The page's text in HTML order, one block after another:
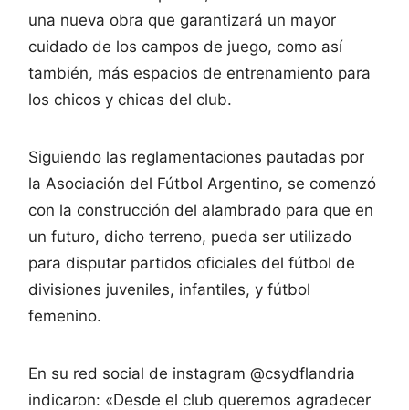
una nueva obra que garantizará un mayor
cuidado de los campos de juego, como así
también, más espacios de entrenamiento para
los chicos y chicas del club.
Siguiendo las reglamentaciones pautadas por
la Asociación del Fútbol Argentino, se comenzó
con la construcción del alambrado para que en
un futuro, dicho terreno, pueda ser utilizado
para disputar partidos oficiales del fútbol de
divisiones juveniles, infantiles, y fútbol
femenino.
En su red social de instagram @csydflandria
indicaron: «Desde el club queremos agradecer